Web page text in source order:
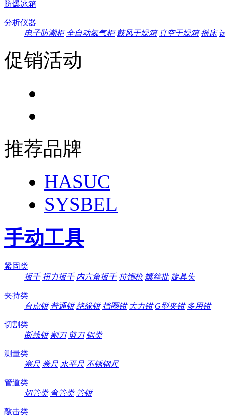
防爆冰箱
分析仪器
电子防潮柜 全自动氮气柜 鼓风干燥箱 真空干燥箱 摇床
促销活动
推荐品牌
HASUC
SYSBEL
手动工具
紧固类
扳手 扭力扳手 内六角扳手 拉铆枪 螺丝批 旋具头
夹持类
台虎钳 普通钳 绝缘钳 挡圈钳 大力钳 G型夹钳 多用钳
切割类
断线钳 割刀 剪刀 锯类
测量类
塞尺 卷尺 水平尺 不锈钢尺
管道类
切管类 弯管类 管钳
敲击类